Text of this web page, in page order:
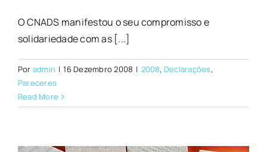
O CNADS manifestou o seu compromisso e
solidariedade com as [...]
Por admin | 16 Dezembro 2008 | 2008, Declarações,
Pareceres
Read More